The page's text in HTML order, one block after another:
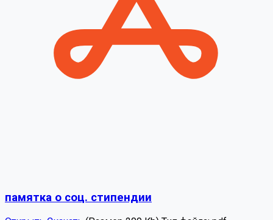
памятка о соц. стипендии